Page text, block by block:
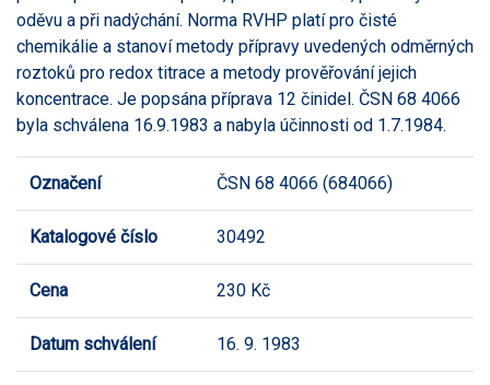
oděvu a při nadýchání. Norma RVHP platí pro čisté
chemikálie a stanoví metody přípravy uvedených odměrných
roztoků pro redox titrace a metody prověřování jejich
koncentrace. Je popsána příprava 12 činidel. ČSN 68 4066
byla schválena 16.9.1983 a nabyla účinnosti od 1.7.1984.
Označení ČSN 68 4066 (684066)
Katalogové číslo 30492
Cena 230 Kč
Datum schválení 16. 9. 1983